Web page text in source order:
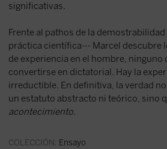
significativas.
Frente al pathos de la
práctica científica--- Marcel descubre
de experiencia en el hombre, ninguno
convertirse en dictatorial. Hay la
irreductible. En definitiva, la verdad
un estatuto abstracto ni teórico, sino
acontecimiento.
COLECCIÓN: Ensayo